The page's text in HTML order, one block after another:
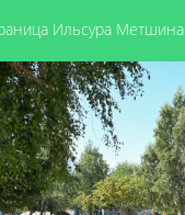
Ильсура Метшина